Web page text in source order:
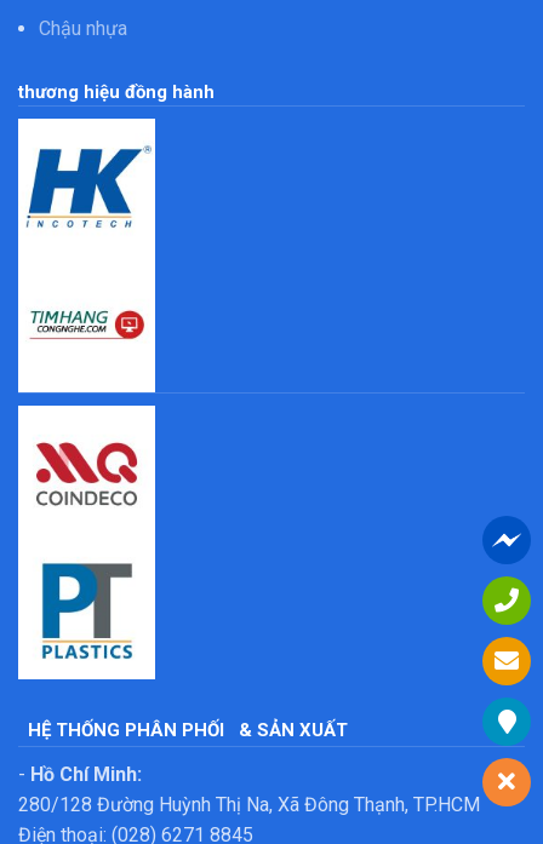
Chậu nhựa
thương hiệu đồng hành
HỆ THỐNG PHÂN PHỐI & SẢN XUẤT
- Hồ Chí Minh:
280/128 Đường Huỳnh Thị Na, Xã Đông Thạnh, TP.HCM
Điện thoại: (028) 6271 8845